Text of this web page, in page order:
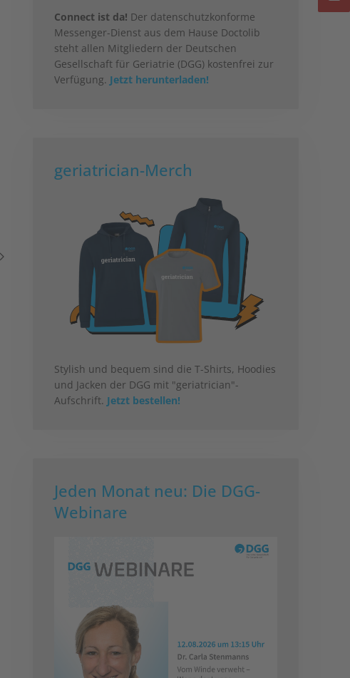
Connect ist da! Der datenschutzkonforme
Messenger-Dienst aus dem Hause Doctolib
steht allen Mitgliedern der Deutschen
Gesellschaft für Geriatrie (DGG) kostenfrei zur
Verfügung. Jetzt herunterladen!
geriatrician-Merch
Stylish und bequem sind die T-Shirts, Hoodies
und Jacken der DGG mit "geriatrician"-
Aufschrift. Jetzt bestellen!
Jeden Monat neu: Die DGG-
Webinare